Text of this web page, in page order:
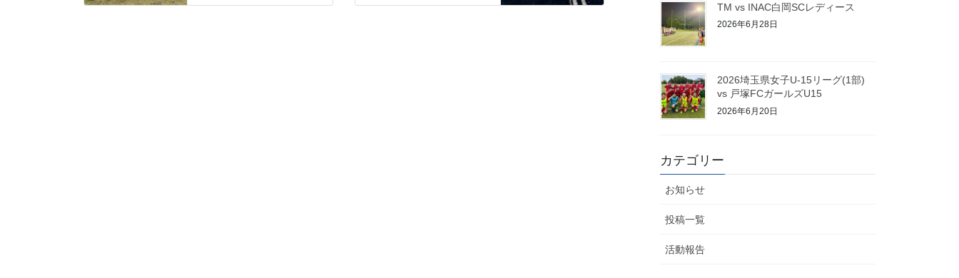
TM vs INAC白岡SCレディース
2026年6月28日
2026埼玉県女子U-15リーグ(1部)
vs 戸塚FCガールズU15
2026年6月20日
カテゴリー
お知らせ
投稿一覧
活動報告